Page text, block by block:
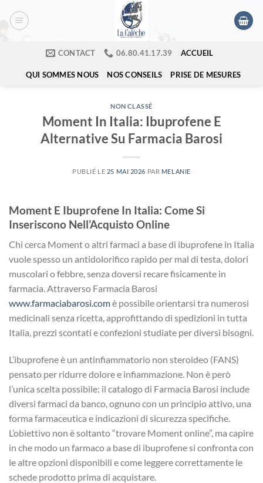
CONTACT ​06.80.41.17.39 ACCUEIL
QUI SOMMES NOUS NOS CONSEILS PRISE DE MESURES
NON CLASSÉ
Moment In Italia: Ibuprofene E
Alternative Su Farmacia Barosi
PUBLIÉ LE 25 MAI 2026 PAR MELANIE
Moment E Ibuprofene In Italia: Come Si
Inseriscono Nell’Acquisto Online
Chi cerca Moment o altri farmaci a base di ibuprofene in Italia
vuole spesso un antidolorifico rapido per mal di testa, dolori
muscolari o febbre, senza doversi recare fisicamente in
farmacia. Attraverso Farmacia Barosi
www.farmaciabarosi.comè possibile orientarsi tra numerosi
medicinali senza ricetta, approfittando di spedizioni in tutta
Italia, prezzi scontati e confezioni studiate per diversi bisogni.
L’ibuprofene è un antinfiammatorio non steroideo (FANS)
pensato per ridurre dolore e infiammazione. Non è però
l’unica scelta possibile: il catalogo di Farmacia Barosi include
diversi farmaci da banco, ognuno con un principio attivo, una
forma farmaceutica e indicazioni di sicurezza specifiche.
L’obiettivo non è soltanto “trovare Moment online”, ma capire
in che modo un farmaco a base di ibuprofene si confronta con
le altre opzioni disponibili e come leggere correttamente le
schede prodotto prima di acquistare.